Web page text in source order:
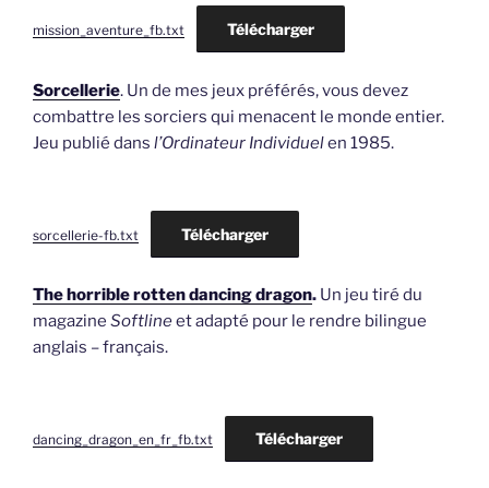
mission_aventure_fb.txt Télécharger
Sorcellerie. Un de mes jeux préférés, vous devez
combattre les sorciers qui menacent le monde entier.
Jeu publié dans l’Ordinateur Individuelen 1985.
sorcellerie-fb.txt Télécharger
The horrible rotten dancing dragon. Un jeu tiré du
magazine Softlineet adapté pour le rendre bilingue
anglais – français.
dancing_dragon_en_fr_fb.txt Télécharger